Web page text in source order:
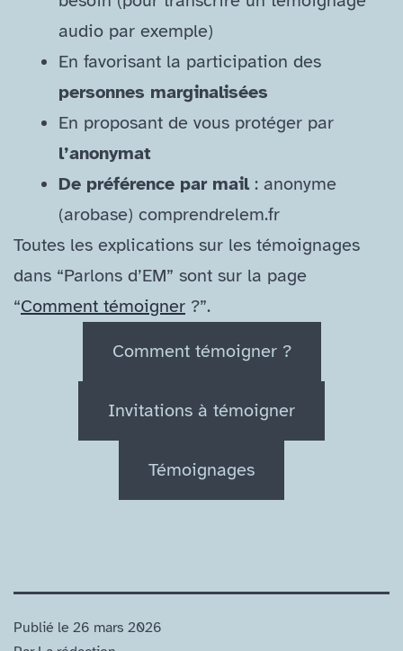
audio par exemple)
En favorisant la participation des
personnes marginalisées
En proposant de vous protéger par
l’anonymat
De préférence par mail: anonyme
(arobase) comprendrelem​.fr
Toutes les explications sur les témoignages
dans “Parlons d’EM” sont sur la page
“Comment témoigner ?”.
Comment témoigner ?
Invitations à témoigner
Témoignages
Publié le 26 mars 2026